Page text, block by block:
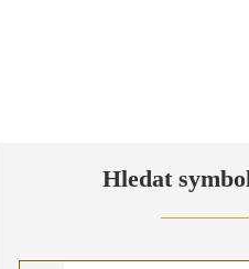
Hledat